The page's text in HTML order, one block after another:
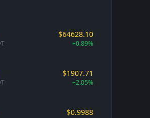
$64628.10
+0.89%
$1907.71
+2.05%
$0.9988